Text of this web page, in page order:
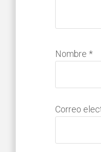
Nombre *
Correo